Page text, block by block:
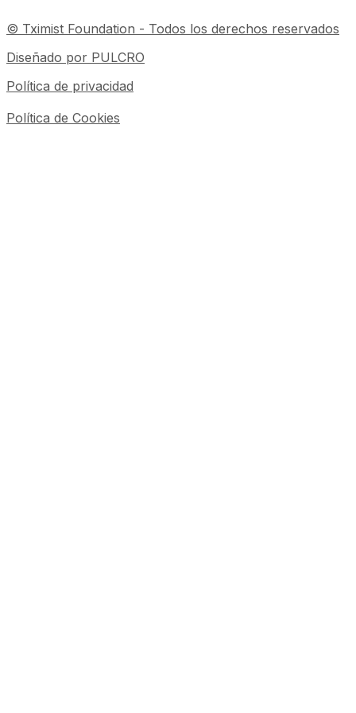
© Tximist Foundation - Todos los derechos reservados
Diseñado por PULCRO
Política de privacidad
Política de Cookies